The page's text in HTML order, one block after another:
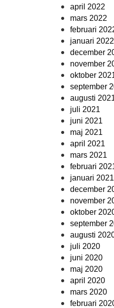
april 2022
mars 2022
februari
januari 2022
december
november
oktober
september
augusti
juli 2021
juni 2021
maj 2021
april 2021
mars 2021
februari
januari 2021
december
november
oktober
september
augusti
juli 2020
juni 2020
maj 2020
april 2020
mars 2020
februari